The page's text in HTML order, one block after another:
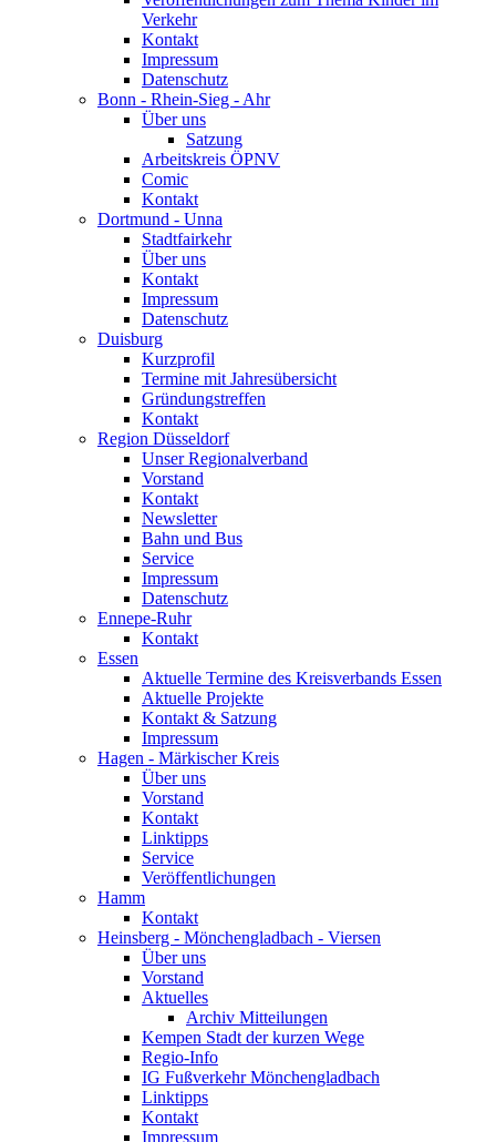
Verkehr
Kontakt
Impressum
Datenschutz
Bonn - Rhein-Sieg - Ahr
Über uns
Satzung
Arbeitskreis ÖPNV
Comic
Kontakt
Dortmund - Unna
Stadtfairkehr
Über uns
Kontakt
Impressum
Datenschutz
Duisburg
Kurzprofil
Termine mit Jahresübersicht
Gründungstreffen
Kontakt
Region Düsseldorf
Unser Regionalverband
Vorstand
Kontakt
Newsletter
Bahn und Bus
Service
Impressum
Datenschutz
Ennepe-Ruhr
Kontakt
Essen
Aktuelle Termine des Kreisverbands Essen
Aktuelle Projekte
Kontakt & Satzung
Impressum
Hagen - Märkischer Kreis
Über uns
Vorstand
Kontakt
Linktipps
Service
Veröffentlichungen
Hamm
Kontakt
Heinsberg - Mönchengladbach - Viersen
Über uns
Vorstand
Aktuelles
Archiv Mitteilungen
Kempen Stadt der kurzen Wege
Regio-Info
IG Fußverkehr Mönchengladbach
Linktipps
Kontakt
Impressum